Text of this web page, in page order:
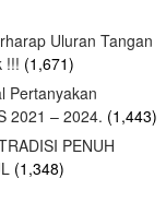
Uluran Tangan
!!! (1,671)
Pertanyakan
2021 – 2024. (1,443)
PENUH
(1,348)